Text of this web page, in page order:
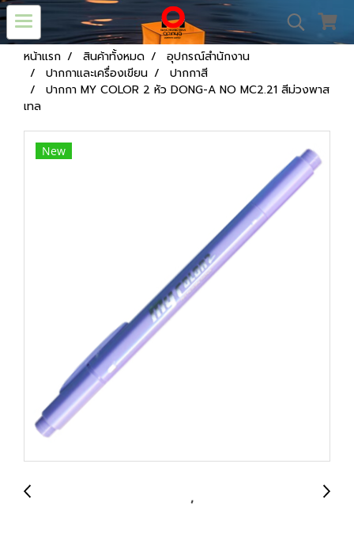
หน้าแรก สินค้าทั้งหมด
อุปกรณ์สำนักงาน
ปากกาและเครื่องเขียน
ปากกาสี
ปากกา MY COLOR 2 หัว DONG-A NO MC2.21 สีม่วงพาส
เทล
New